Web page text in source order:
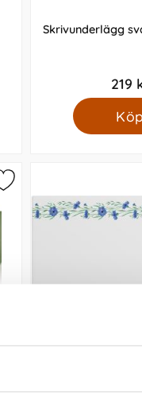
Skrivunderlägg
219
Köp
Skrivunderlägg